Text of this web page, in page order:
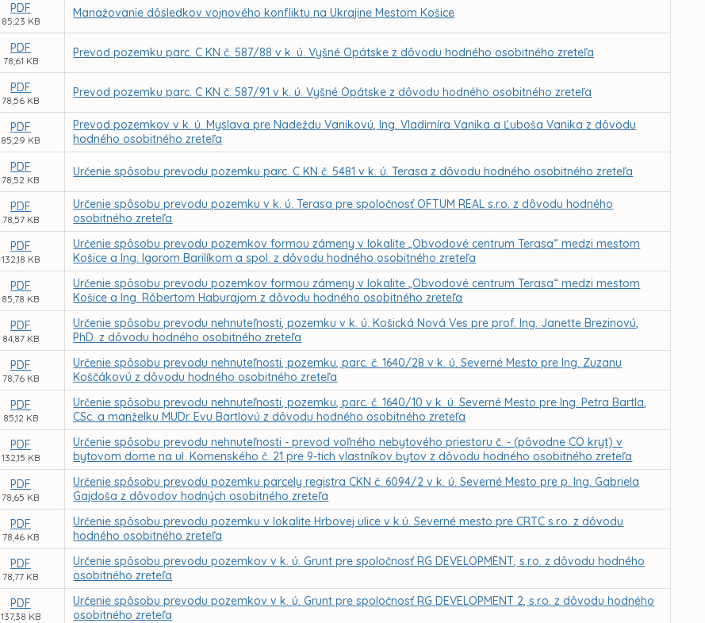
PDF
85,23 KB
Manažovanie dôsledkov vojnového konfliktu na Ukrajine Mestom Košice
PDF
78,61 KB
Prevod pozemku parc. C KN č. 587/88 v k. ú. Vyšné Opátske z dôvodu hodného osobitného zreteľa
PDF
78,56 KB
Prevod pozemku parc. C KN č. 587/91 v k. ú. Vyšné Opátske z dôvodu hodného osobitného zreteľa
PDF
85,29 KB
Prevod pozemkov v k. ú. Myslava pre Nadeždu Vanikovú, Ing. Vladimíra Vanika a Ľuboša Vanika z dôvodu
hodného osobitného zreteľa
PDF
78,52 KB
Určenie spôsobu prevodu pozemku parc. C KN č. 5481 v k. ú. Terasa z dôvodu hodného osobitného zreteľa
PDF
78,57 KB
Určenie spôsobu prevodu pozemku v k. ú. Terasa pre spoločnosť OFTUM REAL s.r.o. z dôvodu hodného
osobitného zreteľa
PDF
132,18 KB
Určenie spôsobu prevodu pozemkov formou zámeny v lokalite „Obvodové centrum Terasa“ medzi mestom
Košice a Ing. Igorom Barilíkom a spol. z dôvodu hodného osobitného zreteľa
PDF
85,78 KB
Určenie spôsobu prevodu pozemkov formou zámeny v lokalite „Obvodové centrum Terasa“ medzi mestom
Košice a Ing. Róbertom Haburajom z dôvodu hodného osobitného zreteľa
PDF
84,87 KB
Určenie spôsobu prevodu nehnuteľnosti, pozemku v k. ú. Košická Nová Ves pre prof. Ing. Janette Brezinovú,
PhD. z dôvodu hodného osobitného zreteľa
PDF
78,76 KB
Určenie spôsobu prevodu nehnuteľnosti, pozemku, parc. č. 1640/28 v k. ú. Severné Mesto pre Ing. Zuzanu
Koščákovú z dôvodu hodného osobitného zreteľa
PDF
85,12 KB
Určenie spôsobu prevodu nehnuteľnosti, pozemku, parc. č. 1640/10 v k. ú. Severné Mesto pre Ing. Petra Bartla,
CSc. a manželku MUDr. Evu Bartlovú z dôvodu hodného osobitného zreteľa
PDF
132,15 KB
Určenie spôsobu prevodu nehnuteľnosti - prevod voľného nebytového priestoru č. - (pôvodne CO kryt) v
bytovom dome na ul. Komenského č. 21 pre 9-tich vlastníkov bytov z dôvodu hodného osobitného zreteľa
PDF
78,65 KB
Určenie spôsobu prevodu pozemku parcely registra CKN č. 6094/2 v k. ú. Severné Mesto pre p. Ing. Gabriela
Gajdoša z dôvodov hodných osobitného zreteľa
PDF
78,46 KB
Určenie spôsobu prevodu pozemku v lokalite Hrbovej ulice v k.ú. Severné mesto pre CRTC s.r.o. z dôvodu
hodného osobitného zreteľa
PDF
78,77 KB
Určenie spôsobu prevodu pozemkov v k. ú. Grunt pre spoločnosť RG DEVELOPMENT, s.r.o. z dôvodu hodného
osobitného zreteľa
PDF
137,38 KB
Určenie spôsobu prevodu pozemkov v k. ú. Grunt pre spoločnosť RG DEVELOPMENT 2, s.r.o. z dôvodu hodného
osobitného zreteľa